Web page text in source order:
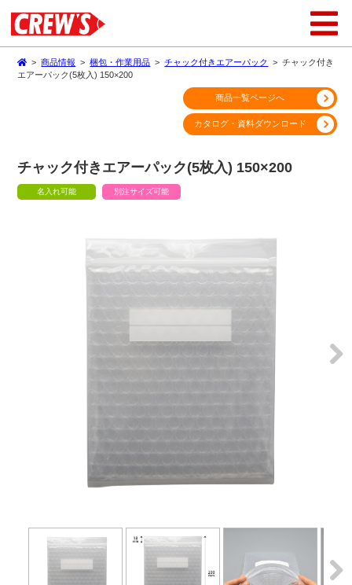
>商品情報 >梱包・作業用品 >チャック付きエアーパック >チャック付き
エアーパック(5枚入) 150×200
チャック付きエアーパック(5枚入) 150×200
名入れ可能 別注サイズ可能
商品一覧ページへ
カタログ・資料ダウンロード